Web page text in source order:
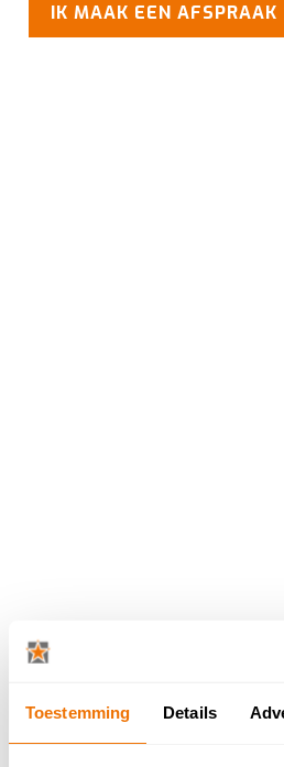
Toestemming Details
IK MAAK EEN AFSPRAAK
Dovy
buurt van